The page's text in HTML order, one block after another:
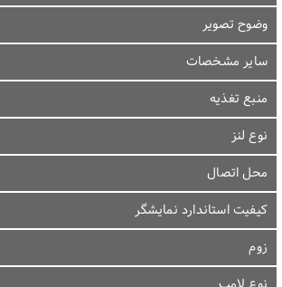
وضوح تصویر
سایر مشخصات
منبع تغذیه
نوع لنز
محل اتصال
کیفیت استاندارد نمایشگر
زوم